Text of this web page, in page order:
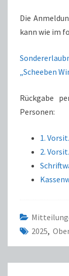
Die
kann wie im
„Scheeben
Rückgabe
Personen:
1.
2.
2025,